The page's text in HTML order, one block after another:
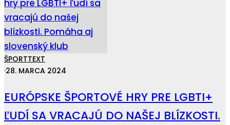
ŠPORTTEXT
·28. MARCA 2024
EURÓPSKE ŠPORTOVÉ HRY PRE LGBTI+
ĽUDÍ SA VRACAJÚ DO NAŠEJ BLÍZKOSTI.